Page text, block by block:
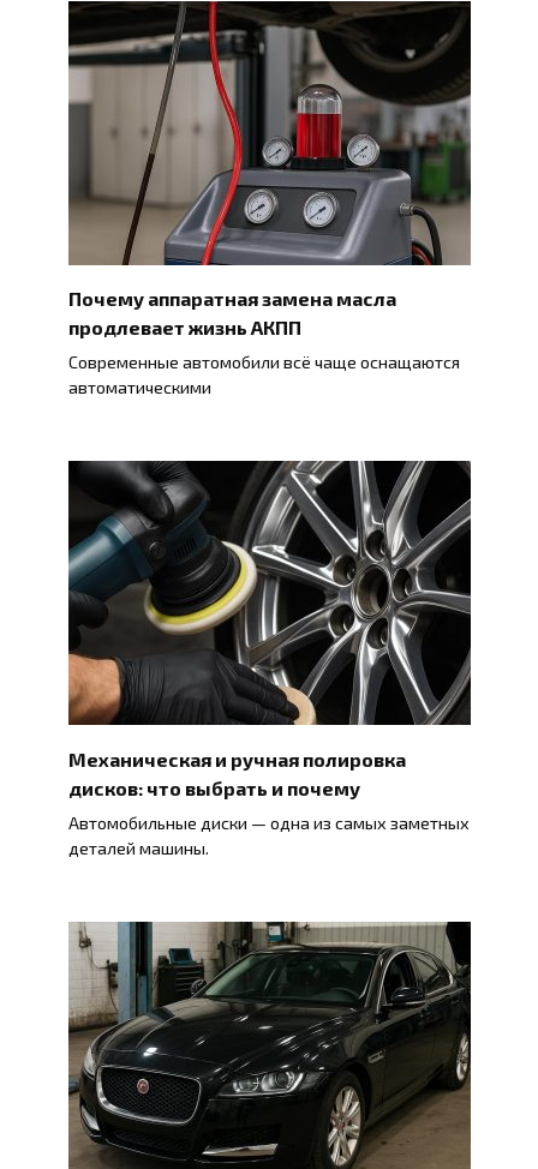
Почему аппаратная замена масла
продлевает жизнь АКПП
Современные автомобили всё чаще оснащаются
автоматическими
Механическая и ручная полировка
дисков: что выбрать и почему
Автомобильные диски — одна из самых заметных
деталей машины.